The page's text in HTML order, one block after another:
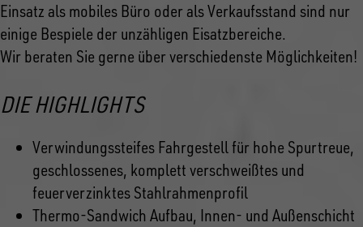
Einsatz als mobiles Büro oder als Verkaufsstand sind nur
einige Bespiele der unzähligen Eisatzbereiche.
Wir beraten Sie gerne über verschiedenste Möglichkeiten!
DIE HIGHLIGHTS
Verwindungssteifes Fahrgestell für hohe Spurtreue,
geschlossenes, komplett verschweißtes und
feuerverzinktes Stahlrahmenprofil
Thermo-Sandwich Aufbau, Innen- und Außenschicht